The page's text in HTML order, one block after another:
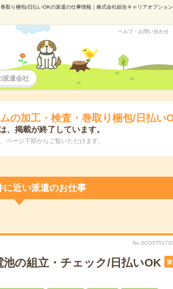
取り梱包/日払いOKの派遣の仕事情報｜株式会社綜合キャリアオプショ
ヘルプ・お問い合わせ
派遣会社
の加工・検査・巻取り梱包/日払い
、掲載が終了しています。
ページ下部からご覧いただけます。
に近い派遣のお仕事
池の組立・チェック/日払いOK